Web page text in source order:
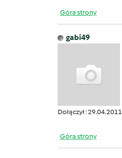
Góra strony
gabi49
Dołączył : 29.04.2011
Góra strony